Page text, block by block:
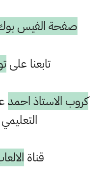
صفحة الفيس
تابعنا على
كروب الاستاذ احمد
قناة